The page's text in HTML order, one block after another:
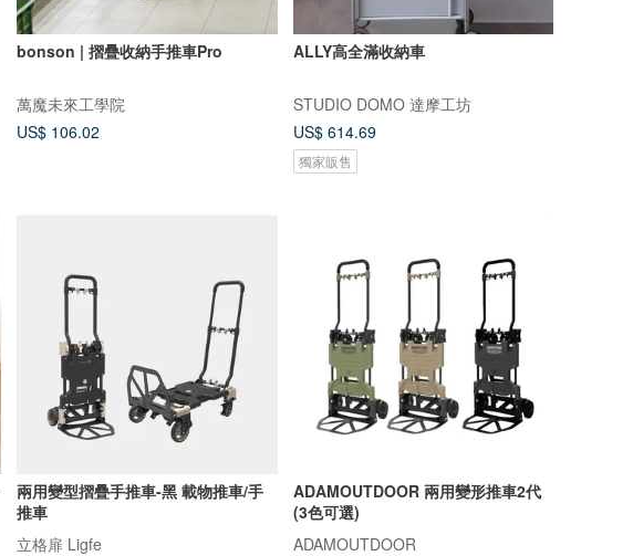
bonson | 摺疊收納手推車Pro
萬魔未來工學院
US$ 106.02
ALLY高全滿收納車
STUDIO DOMO 達摩工坊
US$ 614.69
獨家販售
兩用變型摺疊手推車-黑 載物推車/手
推車
立格扉 Ligfe
ADAMOUTDOOR 兩用變形推車2代
(3色可選)
ADAMOUTDOOR